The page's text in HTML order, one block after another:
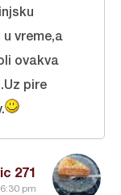
271
pm
vreme,a
ovakva
pire